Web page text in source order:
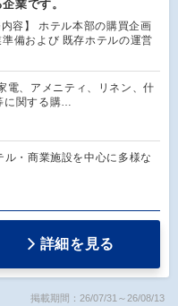
業です。
容】 ホテル本部の購買企画
備および 既存ホテルの運営
電、アメニティ、リネン、什
に関する購…
・商業施設を中心に多様な
詳細を見る
掲載期間：26/07/31～26/08/13